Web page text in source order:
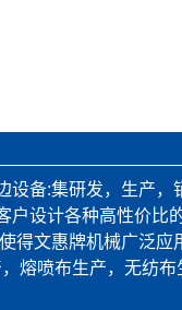
备:集研发，生产，
设计各种高性价比
文惠牌机械广泛
熔喷布生产，无纺